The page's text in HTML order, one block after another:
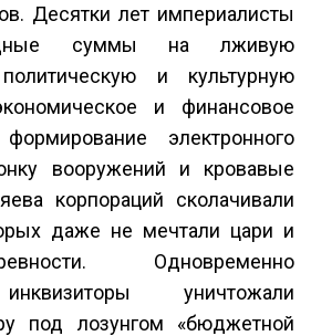
Десятки лет империалисты
суммы на лживую
и культурную
и финансовое
электронного
вооружений и кровавые
корпораций сколачивали
даже не мечтали цари и
Одновременно
уничтожали
под лозунгом «бюджетной